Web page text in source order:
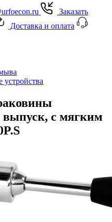
Заказать
Доставка и оплата
с мягким